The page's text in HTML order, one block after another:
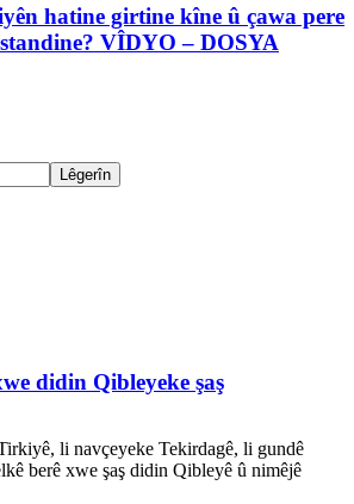
hatine girtine kîne û çawa pere
VÎDYO – DOSYA
didin Qibleyeke şaş
li navçeyeke Tekirdagê, li gundê
berê xwe şaş didin Qibleyê û nimêjê